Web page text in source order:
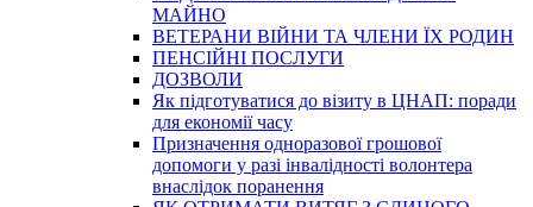
МАЙНО
ВЕТЕРАНИ ВІЙНИ ТА ЧЛЕНИ ЇХ РОДИН
ПЕНСІЙНІ ПОСЛУГИ
ДОЗВОЛИ
Як підготуватися до візиту в ЦНАП: поради
для економії часу
Призначення одноразової грошової
допомоги у разі інвалідності волонтера
внаслідок поранення